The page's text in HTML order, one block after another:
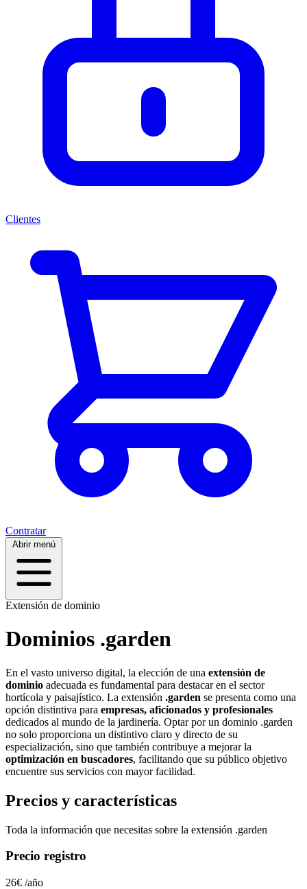
Clientes
Contratar
Abrir menú
Extensión de dominio
Dominios .garden
En el vasto universo digital, la elección de una extensión de
dominio adecuada es fundamental para destacar en el sector
hortícola y paisajístico. La extensión .garden se presenta como una
opción distintiva para empresas, aficionados y profesionales
dedicados al mundo de la jardinería. Optar por un dominio .garden
no solo proporciona un distintivo claro y directo de su
especialización, sino que también contribuye a mejorar la
optimización en buscadores, facilitando que su público objetivo
encuentre sus servicios con mayor facilidad.
Precios y características
Toda la información que necesitas sobre la extensión .garden
Precio registro
26€ /año